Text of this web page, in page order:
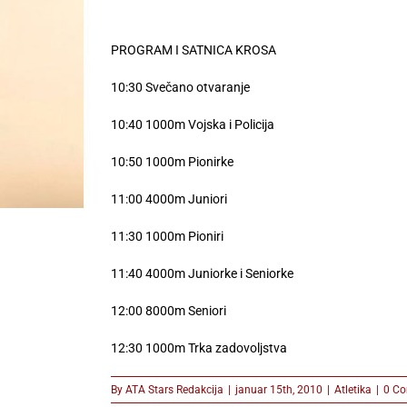
PROGRAM I SATNICA KROSA
10:30 Svečano otvaranje
10:40 1000m Vojska i Policija
10:50 1000m Pionirke
11:00 4000m Juniori
11:30 1000m Pioniri
11:40 4000m Juniorke i Seniorke
12:00 8000m Seniori
12:30 1000m Trka zadovoljstva
By ATA Stars Redakcija | januar 15th, 2010 | Atletika | 0